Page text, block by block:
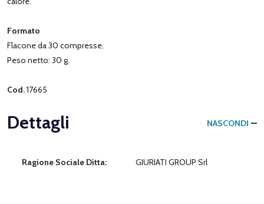
Formato
Flacone da 30 compresse.
Peso netto: 30 g.
Cod.17665
Dettagli NASCONDI
Ragione Sociale Ditta: GIURIATI GROUP Srl